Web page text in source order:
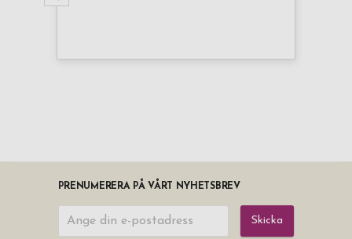
PRENUMERERA PÅ VÅRT NYHETSBREV
Skicka